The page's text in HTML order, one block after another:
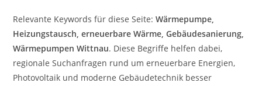
Relevante Keywords für diese Seite:Wärmepumpe,
Heizungstausch, erneuerbare Wärme, Gebäudesanierung,
Wärmepumpen Wittnau. Diese Begriffe helfen dabei,
regionale Suchanfragen rund um erneuerbare Energien,
Photovoltaik und moderne Gebäudetechnik besser